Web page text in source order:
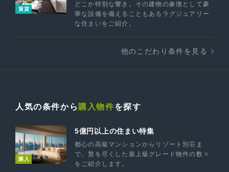
賃貸
どこか特別な響き。その建物の象徴として豪
華な設備を備えることもあるラグジュアリー
な住まいをご紹介。
他のこだわり条件を見る
人気の条件から 購入物件を探す
購入
5億円以上の住まい特集
都心の高級マンションからリゾート別荘ま
で。贅を尽くした最上級グレード物件の数々
をご紹介します。